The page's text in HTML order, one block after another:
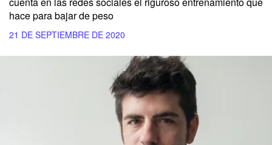
hace para bajar de peso
21 DE SEPTIEMBRE DE 2020